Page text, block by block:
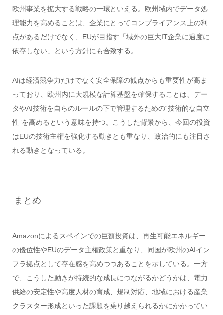
欧州事業を拡大する戦略の一環といえる。欧州域内でデータ処
理能力を高めることは、企業にとってコンプライアンス上の利
点があるだけでなく、EUが目指す「域外の巨大IT企業に過度に
依存しない」という方針にも合致する。
AIは経済競争力だけでなく安全保障の観点からも重要性が高ま
っており、欧州内に大規模な計算基盤を確保することは、デー
タやAI技術を自らのルールの下で管理するための“技術的な自立
性”を高めるという意味を持つ。こうした背景から、今回の投資
はEUの技術主権を強化する動きとも重なり、政治的にも注目さ
れる動きとなっている。
まとめ
Amazonによるスペインでの巨額投資は、再生可能エネルギー
の優位性やEUのデータ主権政策と重なり、同国が欧州のAIイン
フラ拠点として存在感を高めつつあることを示している。一方
で、こうした動きが持続的な成長につながるかどうかは、電力
供給の安定性や高度人材の育成、規制対応、地域における産業
クラスター形成といった課題を乗り越えられるかにかかってい